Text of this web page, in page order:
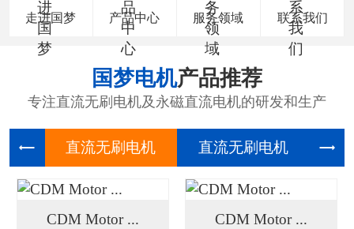
走进国梦 产品中心 服务领域 联系我们
国梦电机产品推荐
专注直流无刷电机及永磁直流电机的研发和生产
直流无刷 直流无刷 高压
CDM Motor ... CDM Motor ...